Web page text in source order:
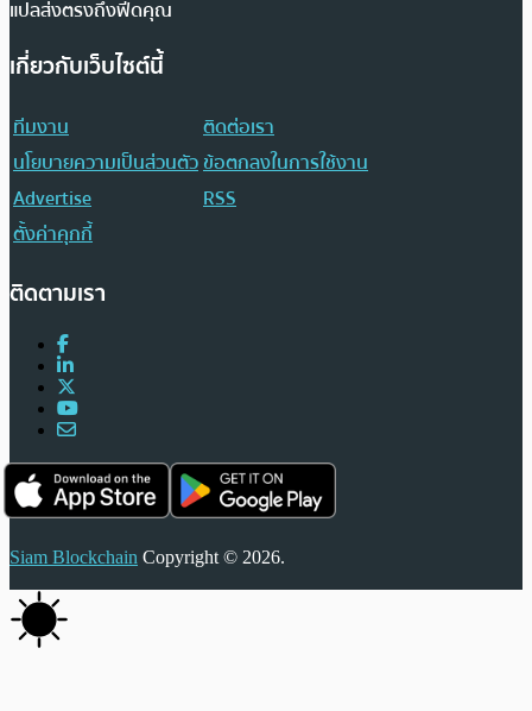
แปลส่งตรงถึงฟีดคุณ
เกี่ยวกับเว็บไซต์นี้
ทีมงาน
ติดต่อเรา
นโยบายความเป็นส่วนตัวข้อตกลงในการใช้งาน
Advertise
RSS
ตั้งค่าคุกกี้
ติดตามเรา
Siam Blockchain Copyright © 2026.